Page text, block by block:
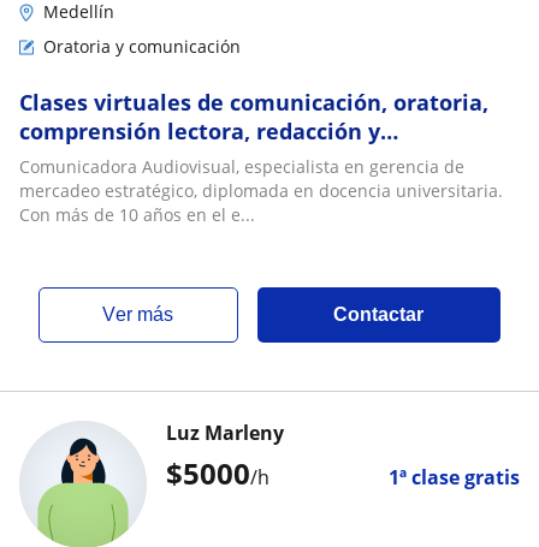
Medellín
Oratoria y comunicación
Clases virtuales de comunicación, oratoria,
comprensión lectora, redacción y
argumentación
Comunicadora Audiovisual, especialista en gerencia de
mercadeo estratégico, diplomada en docencia universitaria.
Con más de 10 años en el e...
ver más Contactar
$5000/h 1ª clase gratis
Luz Marleny